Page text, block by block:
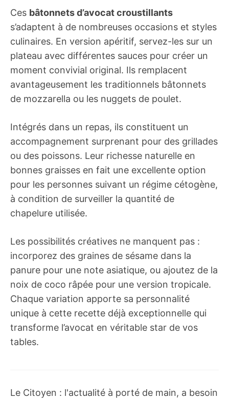
Ces bâtonnets d’avocat croustillants
s’adaptent à de nombreuses occasions et styles
culinaires. En version apéritif, servez-les sur un
plateau avec différentes sauces pour créer un
moment convivial original. Ils remplacent
avantageusement les traditionnels bâtonnets
de mozzarella ou les nuggets de poulet.
Intégrés dans un repas, ils constituent un
accompagnement surprenant pour des grillades
ou des poissons. Leur richesse naturelle en
bonnes graisses en fait une excellente option
pour les personnes suivant un régime cétogène,
à condition de surveiller la quantité de
chapelure utilisée.
Les possibilités créatives ne manquent pas :
incorporez des graines de sésame dans la
panure pour une note asiatique, ou ajoutez de la
noix de coco râpée pour une version tropicale.
Chaque variation apporte sa personnalité
unique à cette recette déjà exceptionnelle qui
transforme l’avocat en véritable star de vos
tables.
Le Citoyen : l'actualité à porté de main, a besoin